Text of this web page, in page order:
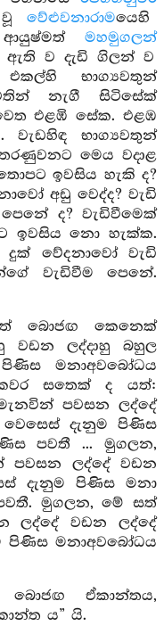
වූ වේළුවනාරාමයෙහි
ආයුෂ්මත් මහමුගලන්
ව දැඩි ගිලන් ව
භාග්‍යවතුන්
නැගී සිටිසේක්
එළඹි සේක. එළඹ
වැඩහිඳ භාග්‍යවතුන්
මෙය වදාළ
ඉවසිය හැකි ද?
අඩු වෙද්ද? වැඩි
ද? වැඩිවීමෙක්
ඉවසිය නො හැක්ක.
වේදනාවෝ වැඩි
වැඩිවීම පෙනේ.
බොජඟ කෙනෙක්
වඩන ලද්දාහු බහුල
මනාඅවබෝධය
සතෙක් ද යත්:
පවසන ලද්දේ
දැනුම පිණිස
පවතී ... මුගලන,
පවසන ලද්දේ වඩන
දැනුම පිණිස මනා
මුගලන, මේ සත්
ලද්දේ වඩන ලද්දේ
පිණිස මනාඅවබෝධය
බොජඟ ඒකාන්තය,
ය” යි.